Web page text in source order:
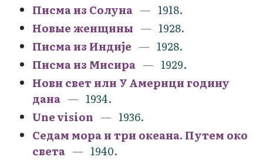
Писма из Солуна
1918.
Новые женщины
1928.
Писма из Индије
1928.
Писма из Мисира
1929.
Нови свет или У Америци годину
дана
1934.
Une vision
1936.
Седам мора и три океана. Путем око
света
1940.